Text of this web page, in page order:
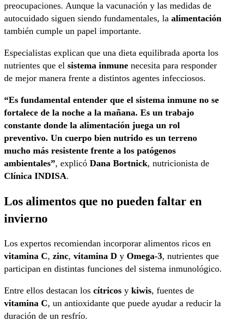
preocupaciones. Aunque la vacunación y las medidas de
autocuidado siguen siendo fundamentales, la alimentación
también cumple un papel importante.
Especialistas explican que una dieta equilibrada aporta los
nutrientes que el sistema inmune necesita para responder
de mejor manera frente a distintos agentes infecciosos.
“Es fundamental entender que el sistema inmune no se
fortalece de la noche a la mañana. Es un trabajo
constante donde la alimentación juega un rol
preventivo. Un cuerpo bien nutrido es un terreno
mucho más resistente frente a los patógenos
ambientales”, explicó Dana Bortnick, nutricionista de
Clínica INDISA.
Los alimentos que no pueden faltar en
invierno
Los expertos recomiendan incorporar alimentos ricos en
vitamina C, zinc, vitamina D y Omega-3, nutrientes que
participan en distintas funciones del sistema inmunológico.
Entre ellos destacan los cítricos y kiwis, fuentes de
vitamina C, un antioxidante que puede ayudar a reducir la
duración de un resfrío.